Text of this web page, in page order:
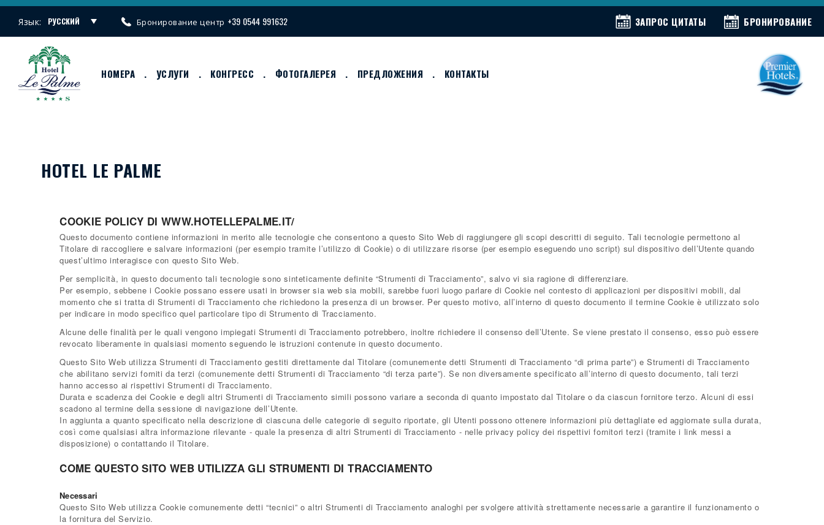
Hotel Le
Palme
политика
HOTEL LE PALME
COOKIE POLICY DI WWW.HOTELLEPALME.IT/
Questo documento contiene informazioni in merito alle tecnologie che consentono a questo Sito Web di raggiungere gli scopi descritti di seguito. Tali tecnologie permettono al
Titolare di raccogliere e salvare informazioni (per esempio tramite l’utilizzo di Cookie) o di utilizzare risorse (per esempio eseguendo uno script) sul dispositivo dell’Utente quando
quest’ultimo interagisce con questo Sito Web.
Per semplicità, in questo documento tali tecnologie sono sinteticamente definite “Strumenti di Tracciamento”, salvo vi sia ragione di differenziare.
Per esempio, sebbene i Cookie possano essere usati in browser sia web sia mobili, sarebbe fuori luogo parlare di Cookie nel contesto di applicazioni per dispositivi mobili, dal
momento che si tratta di Strumenti di Tracciamento che richiedono la presenza di un browser. Per questo motivo, all’interno di questo documento il termine Cookie è utilizzato solo
per indicare in modo specifico quel particolare tipo di Strumento di Tracciamento.
Alcune delle finalità per le quali vengono impiegati Strumenti di Tracciamento potrebbero, inoltre richiedere il consenso dell’Utente. Se viene prestato il consenso, esso può essere
revocato liberamente in qualsiasi momento seguendo le istruzioni contenute in questo documento.
Questo Sito Web utilizza Strumenti di Tracciamento gestiti direttamente dal Titolare (comunemente detti Strumenti di Tracciamento “di prima parte”) e Strumenti di Tracciamento
che abilitano servizi forniti da terzi (comunemente detti Strumenti di Tracciamento “di terza parte”). Se non diversamente specificato all’interno di questo documento, tali terzi
hanno accesso ai rispettivi Strumenti di Tracciamento.
Durata e scadenza dei Cookie e degli altri Strumenti di Tracciamento simili possono variare a seconda di quanto impostato dal Titolare o da ciascun fornitore terzo. Alcuni di essi
scadono al termine della sessione di navigazione dell’Utente.
In aggiunta a quanto specificato nella descrizione di ciascuna delle categorie di seguito riportate, gli Utenti possono ottenere informazioni più dettagliate ed aggiornate sulla durata,
così come qualsiasi altra informazione rilevante - quale la presenza di altri Strumenti di Tracciamento - nelle privacy policy dei rispettivi fornitori terzi (tramite i link messi a
disposizione) o contattando il Titolare.
COME QUESTO SITO WEB UTILIZZA GLI STRUMENTI DI TRACCIAMENTO
Necessari
Questo Sito Web utilizza Cookie comunemente detti “tecnici” o altri Strumenti di Tracciamento analoghi per svolgere attività strettamente necessarie a garantire il funzionamento o
la fornitura del Servizio.
Язык: РУССКИЙ
ENGLISH
DEUTSCH
FRANÇAIS
Бронирование центр +39 0544 991632 ЗАПРОС ЦИТАТЫ БРОНИРОВАНИЕ
НОМЕРА УСЛУГИ КОНГРЕСС ФОТОГАЛЕРЕЯ ПРЕДЛОЖЕНИЯ КОНТАКТЫ